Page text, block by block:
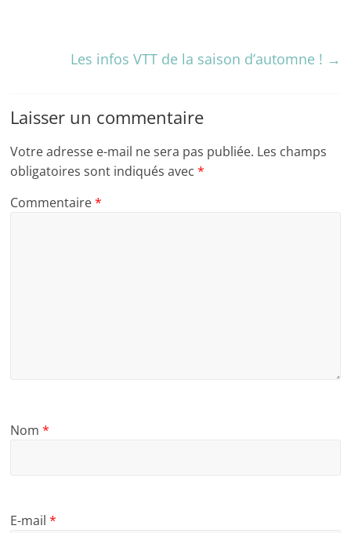
Les infos VTT de la saison d’automne ! →
Laisser un commentaire
Votre adresse e-mail ne sera pas publiée. Les champs
obligatoires sont indiqués avec*
Commentaire*
Nom*
E-mail*